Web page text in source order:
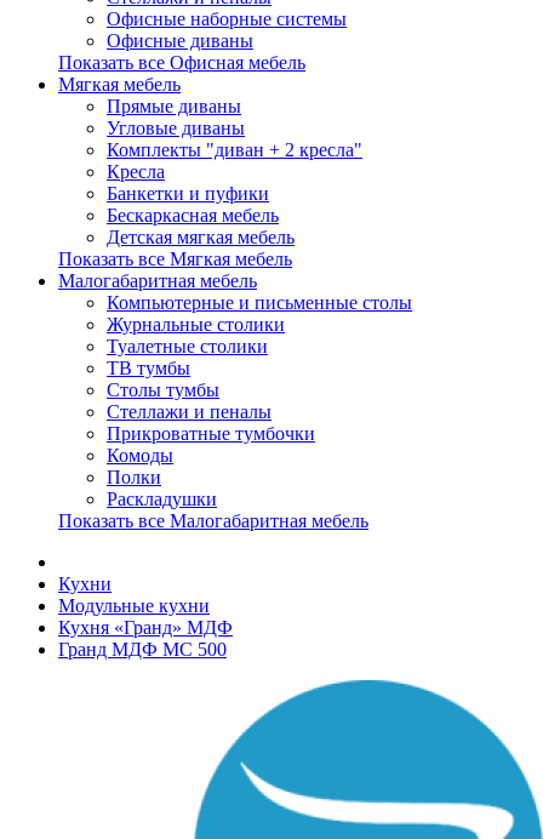
Офисные наборные системы
Офисные диваны
Показать все Офисная мебель
Мягкая мебель
Прямые диваны
Угловые диваны
Комплекты "диван + 2 кресла"
Кресла
Банкетки и пуфики
Бескаркасная мебель
Детская мягкая мебель
Показать все Мягкая мебель
Малогабаритная мебель
Компьютерные и письменные столы
Журнальные столики
Туалетные столики
ТВ тумбы
Столы тумбы
Стеллажи и пеналы
Прикроватные тумбочки
Комоды
Полки
Раскладушки
Показать все Малогабаритная мебель
Кухни
Модульные кухни
Кухня «Гранд» МДФ
Гранд МДФ МС 500